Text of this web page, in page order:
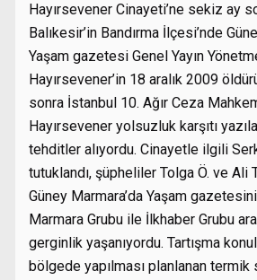
Hayırsevener Cinayeti’ne sekiz ay
Balıkesir’in Bandırma İlçesi’nde
Yaşam gazetesi Genel Yayın
Hayırsevener’in 18 aralık 2009
sonra İstanbul 10. Ağır Ceza
Hayırsevener yolsuzluk karşıtı
tehditler alıyordu. Cinayetle ilgili
tutuklandı, şüpheliler Tolga Ö. ve Ali
Güney Marmara’da Yaşam
Marmara Grubu ile İlkhaber Grubu
gerginlik yaşanıyordu. Tartışma
bölgede yapılması planlanan